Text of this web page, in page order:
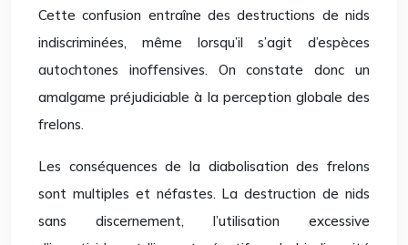
Cette confusion entraîne des destructions de nids
indiscriminées, même lorsqu’il s’agit d’espèces
autochtones inoffensives. On constate donc un
amalgame préjudiciable à la perception globale des
frelons.
Les conséquences de la diabolisation des frelons
sont multiples et néfastes. La destruction de nids
sans discernement, l’utilisation excessive